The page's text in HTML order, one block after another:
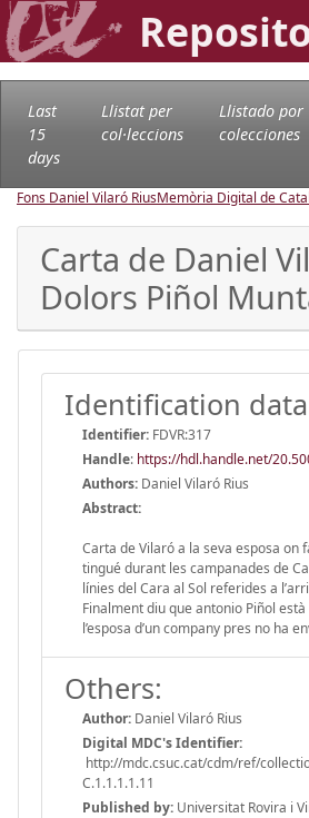
Last
15
days
Llistat per
col·leccions
Llistado por
colecciones
Fons Daniel Vilaró RiusMemòria Digital de
Carta de Daniel
Dolors Piñol
Identification data
Identifier: FDVR:317
Handle: https://hdl.handle.net/
Authors: Daniel Vilaró Rius
Abstract:
Carta de Vilaró a la seva esposa on
tingué durant les campanades de
línies del Cara al Sol referides a
Finalment diu que antonio Piñol
l’esposa d’un company pres no ha
Others:
Author: Daniel Vilaró Rius
Digital MDC's Identifier:
http://mdc.csuc.cat/cdm/ref/
C.1.1.1.1.11
Published by: Universitat Rovira i